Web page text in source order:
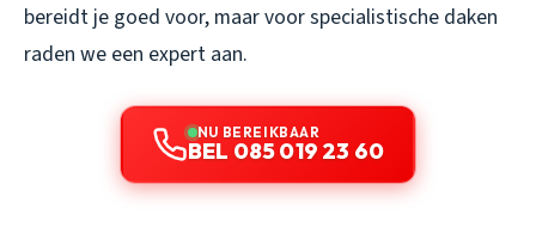
bereidt je goed voor, maar voor specialistische daken
raden we een expert aan.
NU BEREIKBAAR
BEL 085 019 23 60